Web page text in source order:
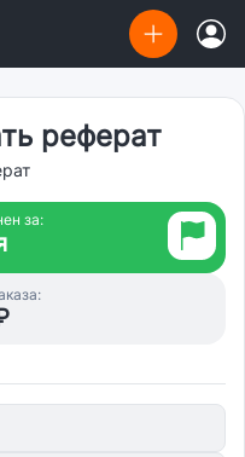
реферат
за: